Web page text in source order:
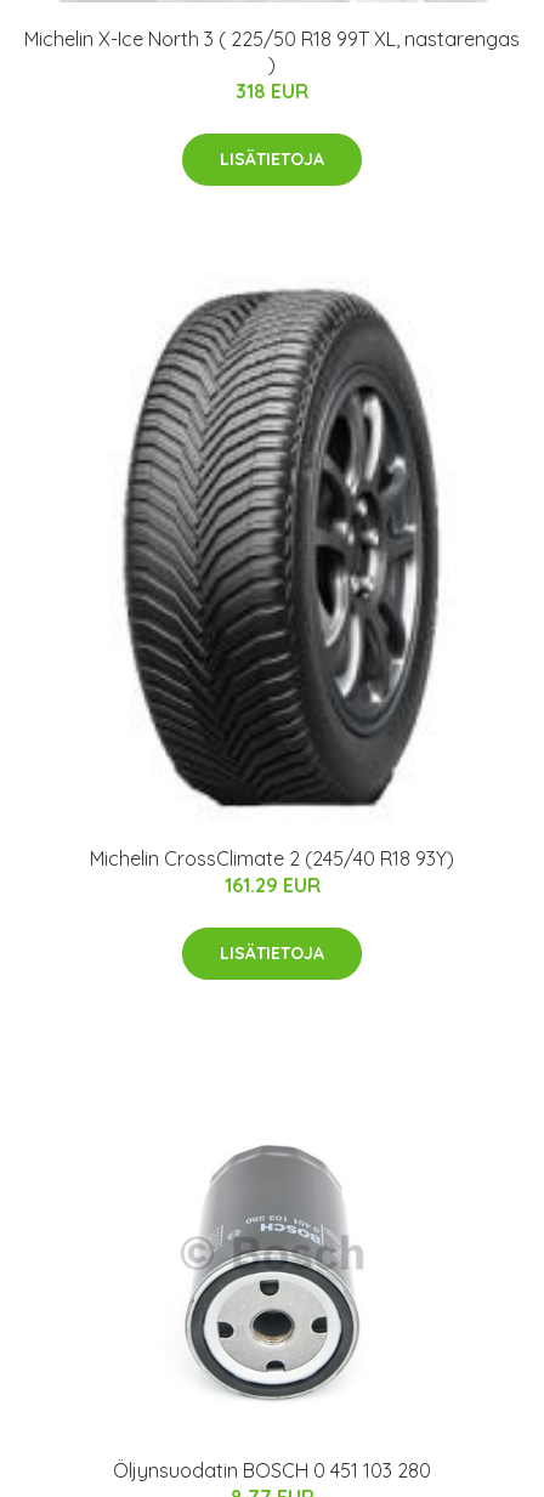
Michelin X-Ice North 3 ( 225/50 R18 99T XL, nastarengas
)
318 EUR
LISÄTIETOJA
Michelin CrossClimate 2 (245/40 R18 93Y)
161.29 EUR
LISÄTIETOJA
Öljynsuodatin BOSCH 0 451 103 280